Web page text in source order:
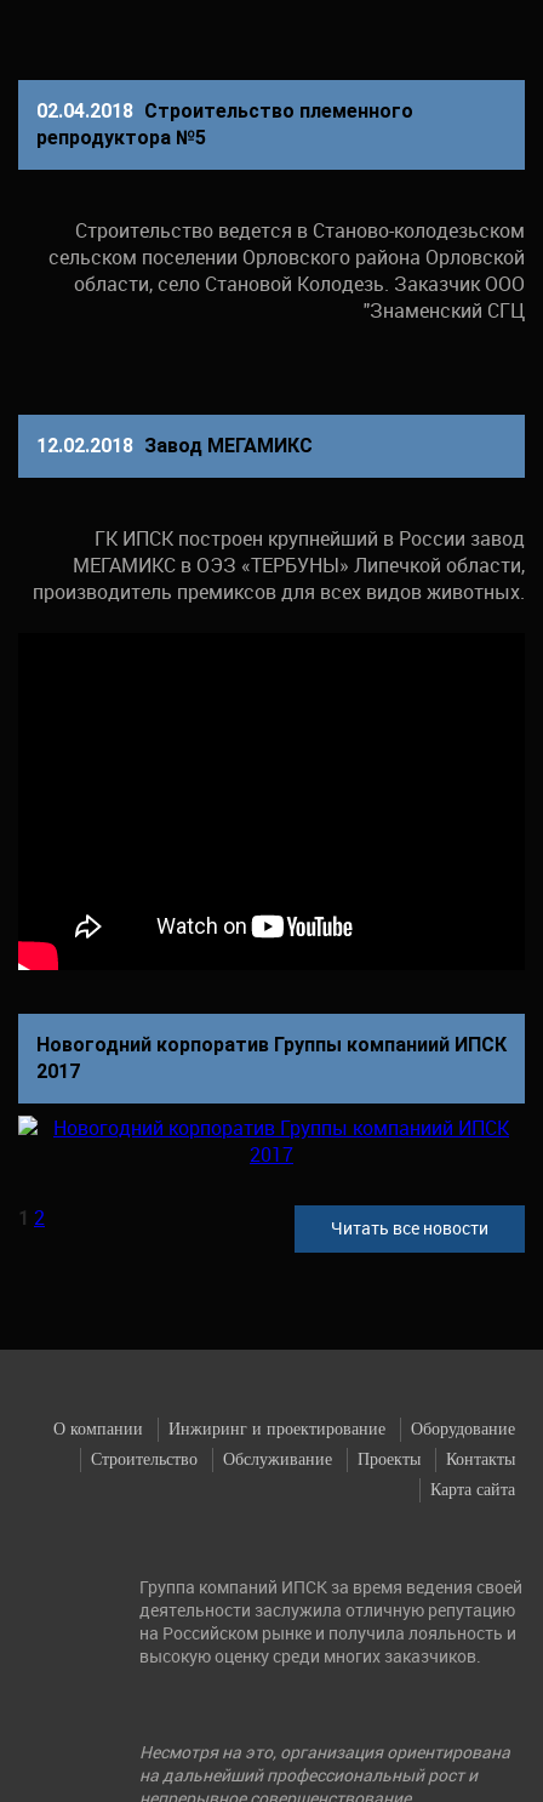
02.04.2018 Строительство племенного
репродуктора №5
Строительство ведется в Станово-колодезьском
сельском поселении Орловского района Орловской
области, село Становой Колодезь. Заказчик ООО
"Знаменский СГЦ
12.02.2018 Завод МЕГАМИКС
ГК ИПСК построен крупнейший в России завод
МЕГАМИКС в ОЭЗ «ТЕРБУНЫ» Липечкой области,
производитель премиксов для всех видов животных.
Новогодний корпоратив Группы компаниий ИПСК
2017
Читать все новости
1 2
О компании Инжиринг и проектирование
Оборудование
Строительство
Обслуживание Проекты
Контакты
Карта сайта
Группа компаний ИПСК за время ведения своей
деятельности заслужила отличную репутацию
на Российском рынке и получила лояльность и
высокую оценку среди многих заказчиков.
Несмотря на это, организация ориентирована
на дальнейший профессиональный рост и